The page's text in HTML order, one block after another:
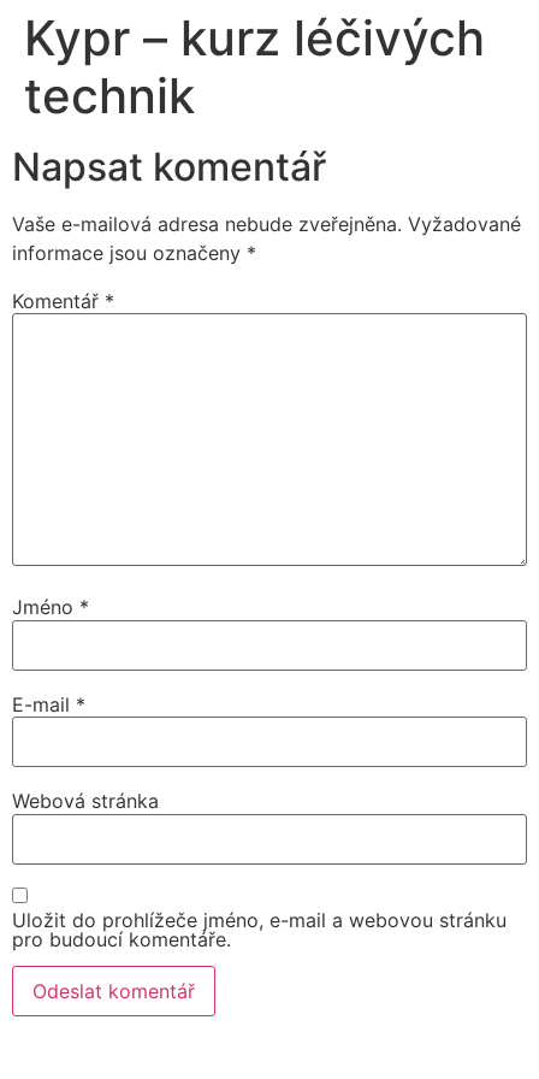
Kypr – kurz léčivých
technik
Napsat komentář
Vaše e-mailová adresa nebude zveřejněna. Vyžadované
informace jsou označeny *
Komentář *
Jméno *
E-mail *
Webová stránka
Uložit do prohlížeče jméno, e-mail a webovou stránku
pro budoucí komentáře.